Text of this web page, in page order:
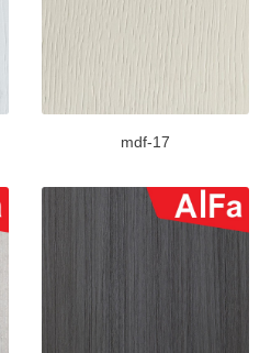
mdf-17